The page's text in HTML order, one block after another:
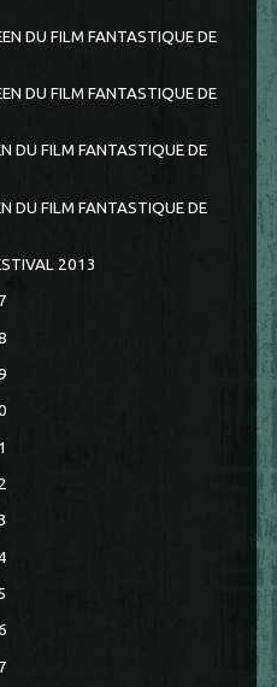
DU FILM FANTASTIQUE DE
DU FILM FANTASTIQUE DE
DU FILM FANTASTIQUE DE
DU FILM FANTASTIQUE DE
2013